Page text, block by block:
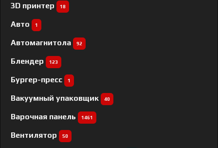
3D принтер 18
Авто 1
Автомагнитола 92
Блендер 123
Бургер-пресс 1
Вакуумный упаковщик 40
Варочная панель 1461
Вентилятор 50